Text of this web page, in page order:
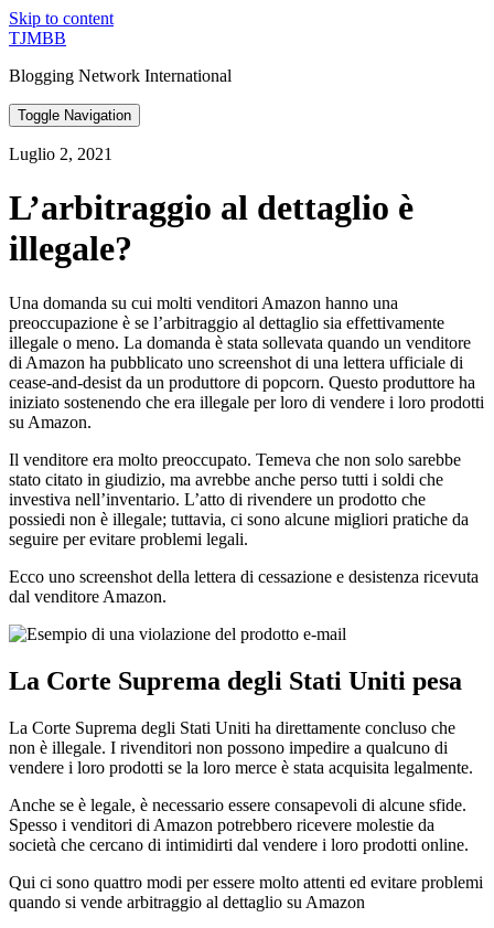
Skip to content
TJMBB
Blogging Network International
Toggle Navigation
Luglio 2, 2021
L’arbitraggio al dettaglio è
illegale?
Una domanda su cui molti venditori Amazon hanno una
preoccupazione è se l’arbitraggio al dettaglio sia effettivamente
illegale o meno. La domanda è stata sollevata quando un venditore
di Amazon ha pubblicato uno screenshot di una lettera ufficiale di
cease-and-desist da un produttore di popcorn. Questo produttore ha
iniziato sostenendo che era illegale per loro di vendere i loro prodotti
su Amazon.
Il venditore era molto preoccupato. Temeva che non solo sarebbe
stato citato in giudizio, ma avrebbe anche perso tutti i soldi che
investiva nell’inventario. L’atto di rivendere un prodotto che
possiedi non è illegale; tuttavia, ci sono alcune migliori pratiche da
seguire per evitare problemi legali.
Ecco uno screenshot della lettera di cessazione e desistenza ricevuta
dal venditore Amazon.
La Corte Suprema degli Stati Uniti pesa
La Corte Suprema degli Stati Uniti ha direttamente concluso che
non è illegale. I rivenditori non possono impedire a qualcuno di
vendere i loro prodotti se la loro merce è stata acquisita legalmente.
Anche se è legale, è necessario essere consapevoli di alcune sfide.
Spesso i venditori di Amazon potrebbero ricevere molestie da
società che cercano di intimidirti dal vendere i loro prodotti online.
Qui ci sono quattro modi per essere molto attenti ed evitare problemi
quando si vende arbitraggio al dettaglio su Amazon